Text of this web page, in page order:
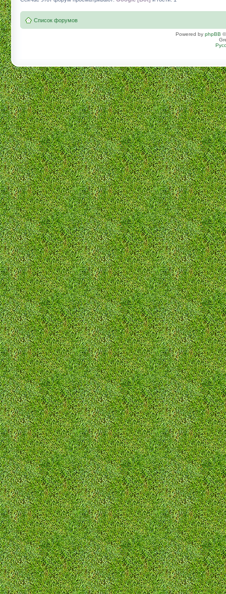
Список форумов
Powered by phpBB